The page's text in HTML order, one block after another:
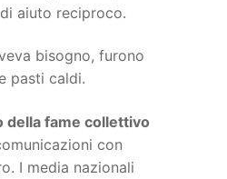
aiuto reciproco.
bisogno, furono
pasti caldi.
della fame collettivo
con
I media nazionali